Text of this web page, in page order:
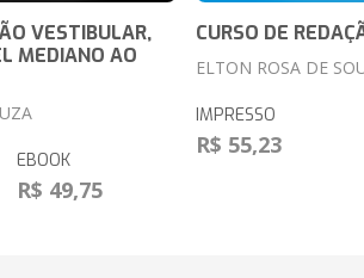
VESTIBULAR,
MEDIANO AO
EBOOK
R$ 49,75
CURSO DE
ELTON ROSA DE
IMPRESSO
R$ 55,23